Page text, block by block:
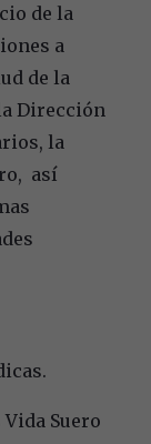
de la
a
de la
Dirección
la
así
Suero